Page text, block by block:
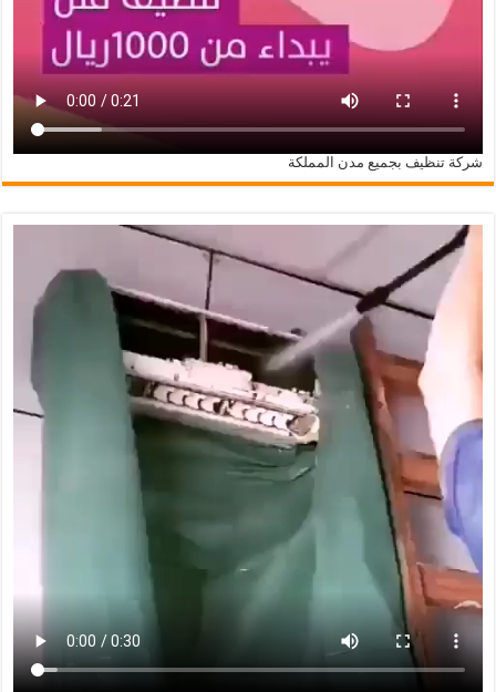
شركة تنظيف بجميع مدن المملكة